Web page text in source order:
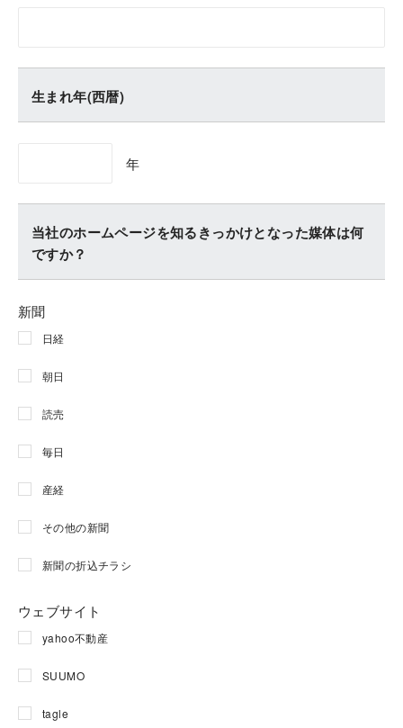
生まれ年(西暦)
年
当社のホームページを知るきっかけとなった媒体は何
ですか？
新聞
日経
朝日
読売
毎日
産経
その他の新聞
新聞の折込チラシ
ウェブサイト
yahoo不動産
SUUMO
tagle